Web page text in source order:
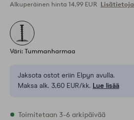
Alkuperäinen hinta 14,99 EUR Lisätietoja
Väri: Tummanharmaa
Jaksota ostot eriin Elpyn avulla.
Maksa alk. 3,60 EUR/kk. Lue lisää
Varastossa
Toimitetaan 3-6 arkipäivää